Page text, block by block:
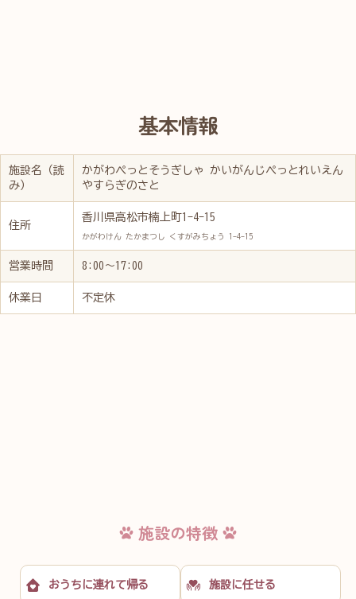
基本情報
施設名（読
み）
かがわぺっとそうぎしゃ かいがんじぺっとれいえん
やすらぎのさと
住所
香川県高松市楠上町1-4-15
かがわけん たかまつし くすがみちょう 1-4-15
営業時間 8:00～17:00
休業日 不定休
施設の特徴
おうちに連れて帰る 施設に任せる